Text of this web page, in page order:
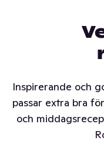
Inspirerande och
passar extra bra
och